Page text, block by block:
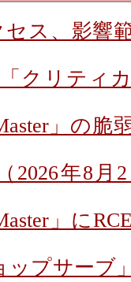
ス、影響
クリティ
」の
2026年8月
」に
ップサーブ